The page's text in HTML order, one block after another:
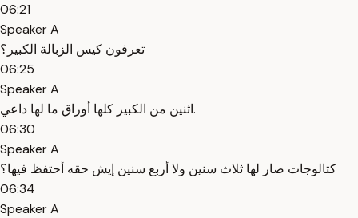
06:21
Speaker A
تعرفون كيس الزبالة الكبير؟
06:25
Speaker A
اثنين من الكبير كلها أوراق ما لها داعي.
06:30
Speaker A
كتالوجات صار لها ثلاث سنين ولا أربع سنين إيش حقه أحتفظ فيها؟
06:34
Speaker A